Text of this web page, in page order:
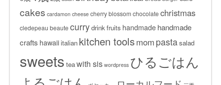
cakes cardamon cheese cherry blossomchocolatechristmas
cledepeau beautecurrydrinkfruits handmade handmade
crafts hawaiiitalian kitchen toolsmom pastasalad
sweets teawith sis wordpress ひるごはん